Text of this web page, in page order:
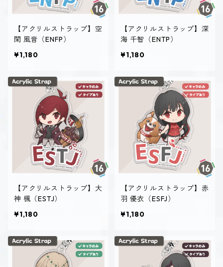
【アクリルストラップ】空
閑 風音（ENFP）
¥1,180
【アクリルストラップ】深
海 千智（ENTP）
¥1,180
【アクリルストラップ】大
神 楓（ESTJ）
¥1,180
【アクリルストラップ】赤
羽 優衣（ESFJ）
¥1,180